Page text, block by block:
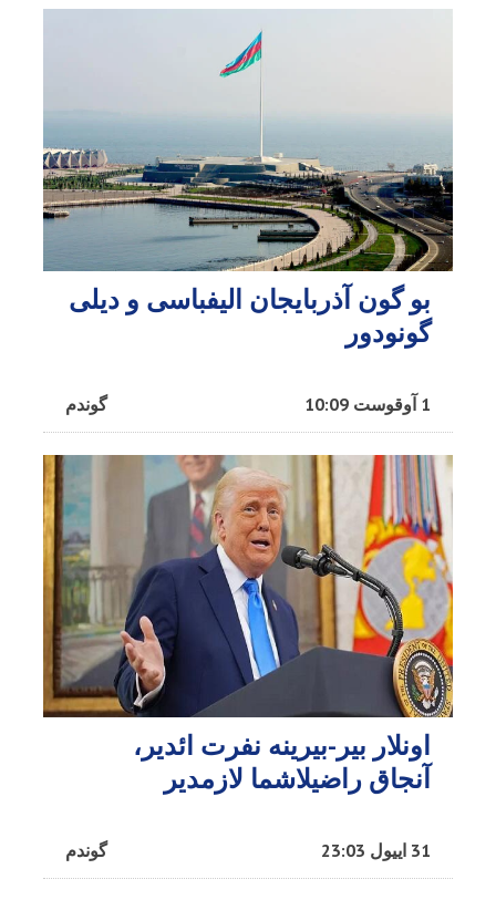
بو گون آذربایجان الیفباسی و دیلی
گونودور
گوندم 1 آوقوست 10:09
اونلار بیر-بیرینه نفرت ائدیر،
آنجاق راضیلاشما لازمدیر
گوندم 31 اییول 23:03